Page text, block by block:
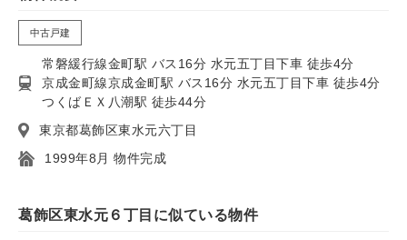
中古戸建
常磐緩行線金町駅 バス16分 水元五丁目下車 徒歩4分
京成金町線京成金町駅 バス16分 水元五丁目下車 徒歩4分
つくばＥＸ八潮駅 徒歩44分
東京都葛飾区東水元六丁目
1999年8月 物件完成
葛飾区東水元６丁目に似ている物件